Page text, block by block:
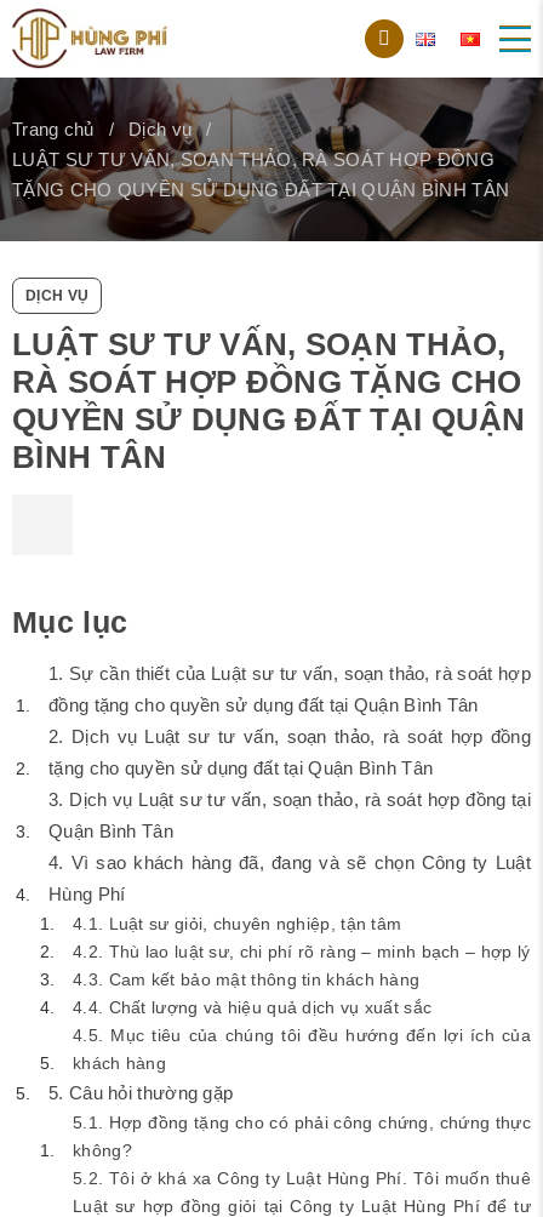
Trang chủ
Dịch vụ
LUẬT SƯ TƯ VẤN, SOẠN THẢO, RÀ SOÁT HỢP ĐỒNG
TẶNG CHO QUYỀN SỬ DỤNG ĐẤT TẠI QUẬN BÌNH TÂN
DỊCH VỤ
LUẬT SƯ TƯ VẤN, SOẠN THẢO,
RÀ SOÁT HỢP ĐỒNG TẶNG CHO
QUYỀN SỬ DỤNG ĐẤT TẠI QUẬN
BÌNH TÂN
Mục lục
1. Sự cần thiết của Luật sư tư vấn, soạn thảo, rà soát hợp
đồng tặng cho quyền sử dụng đất tại Quận Bình Tân
2. Dịch vụ Luật sư tư vấn, soạn thảo, rà soát hợp đồng
tặng cho quyền sử dụng đất tại Quận Bình Tân
3. Dịch vụ Luật sư tư vấn, soạn thảo, rà soát hợp đồng tại
Quận Bình Tân
4. Vì sao khách hàng đã, đang và sẽ chọn Công ty Luật
Hùng Phí
4.1. Luật sư giỏi, chuyên nghiệp, tận tâm
4.2. Thù lao luật sư, chi phí rõ ràng – minh bạch – hợp lý
4.3. Cam kết bảo mật thông tin khách hàng
4.4. Chất lượng và hiệu quả dịch vụ xuất sắc
4.5. Mục tiêu của chúng tôi đều hướng đến lợi ích của
khách hàng
5. Câu hỏi thường gặp
5.1. Hợp đồng tặng cho có phải công chứng, chứng thực
không?
5.2. Tôi ở khá xa Công ty Luật Hùng Phí. Tôi muốn thuê
Luật sư hợp đồng giỏi tại Công ty Luật Hùng Phí để tư